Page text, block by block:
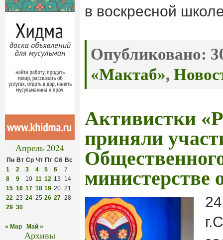
Апрель 2024
Пн Вт Ср Чт Пт Сб Вс
1
2 3 4 5 6
7
8
9 10 11 12 13
14
15 16 17 18 19 20 21
22 23 24 25 26 27 28
29 30
« Мар Май »
Архивы
в воскресной
Опубликовано:
«Мактаб»,
Активистки
приняли
министерстве